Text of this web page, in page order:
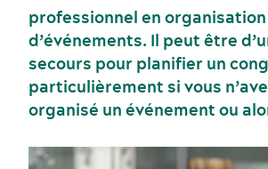
Gastronomie et services
Événements sportifs
professionnel en organisation
d’événements. Il peut être
secours pour planifier un
particulièrement si vous
organisé un événement ou